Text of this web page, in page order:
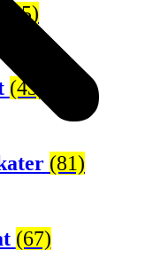
(65)
(43)
(81)
(67)